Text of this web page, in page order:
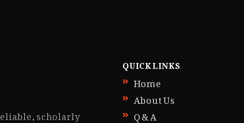
scholarly
QUICK LINKS
Home
About Us
Q & A